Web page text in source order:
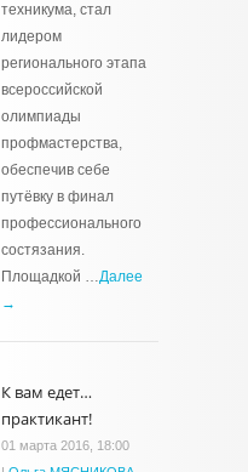
техникума, стал
лидером
регионального этапа
всероссийской
олимпиады
профмастерства,
обеспечив себе
путёвку в финал
профессионального
состязания.
Площадкой …Далее
→
К вам едет…
практикант!
01 марта 2016, 18:00